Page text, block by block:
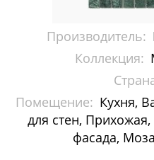
Мозаика Dao
Мозаика
Мозаика
Мозаика Irida
Производитель:
Коллекция:
Помещение: Кухня,
для стен,